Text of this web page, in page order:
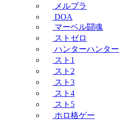
メルブラ
DOA
マーベル闘魂
ストゼロ
ハンターハンター
スト1
スト2
スト3
スト4
スト5
ホロ格ゲー